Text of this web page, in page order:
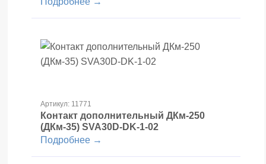
Артикул: 11771
Контакт дополнительный ДКм-250
(ДКм-35) SVA30D-DK-1-02
Подробнее →